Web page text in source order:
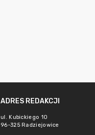
ADRES REDAKCJI
ul. Kubickiego 10
96-325 Radziejowice